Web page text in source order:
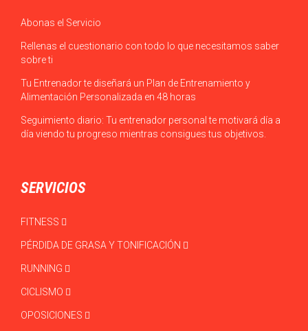
Abonas el Servicio
Rellenas el cuestionario con todo lo que necesitamos saber
sobre ti
Tu Entrenador te diseñará un Plan de Entrenamiento y
Alimentación Personalizada en 48 horas
Seguimiento diario: Tu entrenador personal te motivará día a
día viendo tu progreso mientras consigues tus objetivos.
SERVICIOS
FITNESS
PÉRDIDA DE GRASA Y TONIFICACIÓN
RUNNING
CICLISMO
OPOSICIONES